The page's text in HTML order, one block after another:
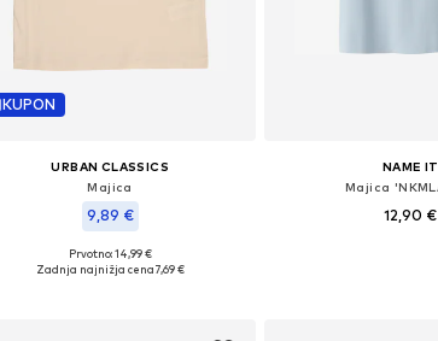
KUPON
URBAN CLASSICS
Majica
9,89 €
+4
Prvotno: 14,99 €
Zadnja najnižja cena7,69 €
NAME IT
Majica
12,90 €